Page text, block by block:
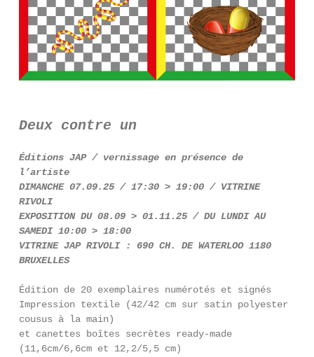
Deux contre un
Éditions JAP / vernissage en présence de
l’artiste
DIMANCHE 07.09.25 / 17:30 > 19:00 / VITRINE
RIVOLI
EXPOSITION DU 08.09 > 01.11.25 / DU LUNDI AU
SAMEDI 10:00 > 18:00
VITRINE JAP RIVOLI : 690 CH. DE WATERLOO 1180
BRUXELLES
Édition de 20 exemplaires numérotés et signés
Impression textile (42/42 cm sur satin polyester
cousus à la main)
et canettes boîtes secrètes ready-made
(11,6cm/6,6cm et 12,2/5,5 cm)